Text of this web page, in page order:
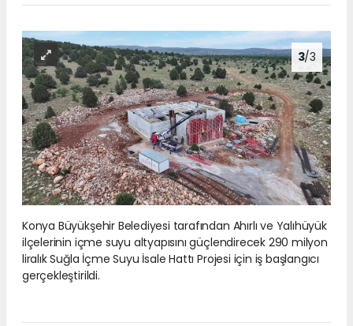
3/3
Konya Büyükşehir Belediyesi tarafından Ahırlı ve Yalıhüyük
ilçelerinin içme suyu altyapısını güçlendirecek 290 milyon
liralık Suğla İçme Suyu İsale Hattı Projesi için iş başlangıcı
gerçekleştirildi.